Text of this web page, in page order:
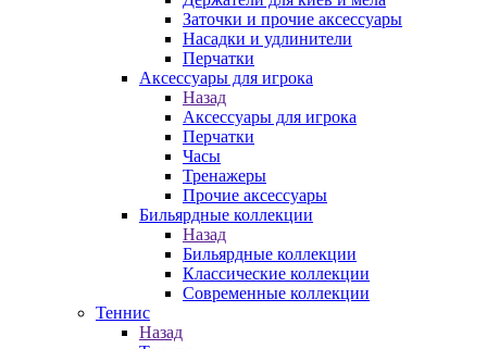
Заточки и прочие аксессуары
Насадки и удлинители
Перчатки
Аксессуары для игрока
Назад
Аксессуары для игрока
Перчатки
Часы
Тренажеры
Прочие аксессуары
Бильярдные коллекции
Назад
Бильярдные коллекции
Классические коллекции
Современные коллекции
Теннис
Назад